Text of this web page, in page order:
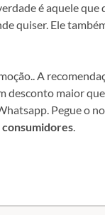
é aquele
quiser. Ele
A
desconto maior
Pegue o
.